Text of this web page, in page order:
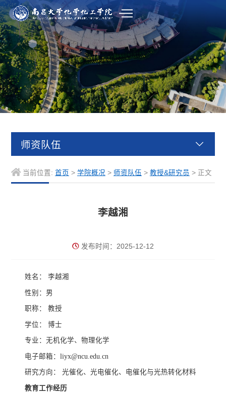
师资队伍
当前位置: 首页 > 学院概况 > 师资队伍 > 教授&研究员 > 正文
李越湘
发布时间：2025-12-12
姓名： 李越湘
性别：男
职称： 教授
学位： 博士
专业：无机化学、物理化学
电子邮箱：liyx@ncu.edu.cn
研究方向： 光催化、光电催化、电催化与光热转化材料
教育工作经历